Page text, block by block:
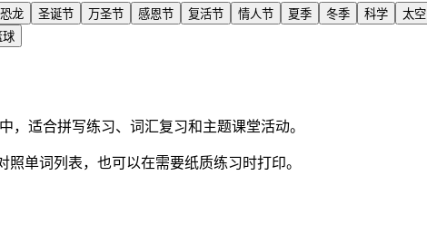
恐龙 圣诞节 万圣节 感恩节 复活节 情人节 夏季 冬季 科学 太空
球
，适合拼写练习、词汇复习和主题课堂活动。
单词列表，也可以在需要纸质练习时打印。